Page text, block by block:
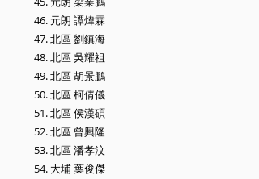
46. 元朗 譚煒霖
47. 北區 劉鎮海
48. 北區 吳耀祖
49. 北區 胡景鵬
50. 北區 柯倩儀
51. 北區 侯漢碩
52. 北區 曾興隆
53. 北區 潘孝汶
54. 大埔 葉俊傑